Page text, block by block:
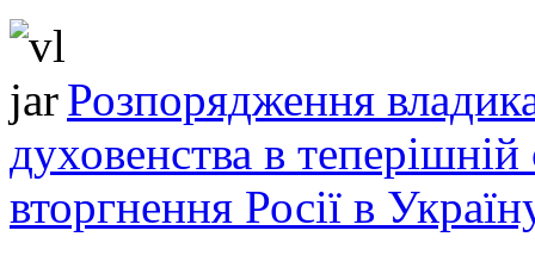
Розпорядження
духовенства в теперішній
вторгнення Росії в